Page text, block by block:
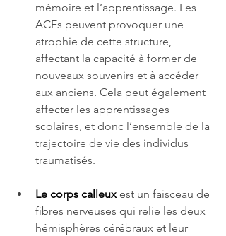
mémoire et l’apprentissage. Les
ACEs peuvent provoquer une
atrophie de cette structure,
affectant la capacité à former de
nouveaux souvenirs et à accéder
aux anciens. Cela peut également
affecter les apprentissages
scolaires, et donc l’ensemble de la
trajectoire de vie des individus
traumatisés.
Le corps calleux est un faisceau de
fibres nerveuses qui relie les deux
hémisphères cérébraux et leur